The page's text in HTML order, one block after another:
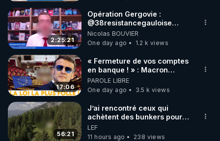
2:25:21
Opération Gergovie :
‪@38resistancegauloise‬
‪@MarionSigautOfficiel‬
‪@gladysriifard5710‬ Laëtitia
Nicolas BOUVIER
One day ago
1.2 k views
17:06
« Fermeture de vos comptes
en banque ! » : Macron
impose une loi folle !
PAROLE LIBRE
One day ago
3.5 k views
56:21
J’ai rencontré ceux qui
achètent des bunkers pour
survivre à la fin du monde
LEF
11 hours ago
238 views